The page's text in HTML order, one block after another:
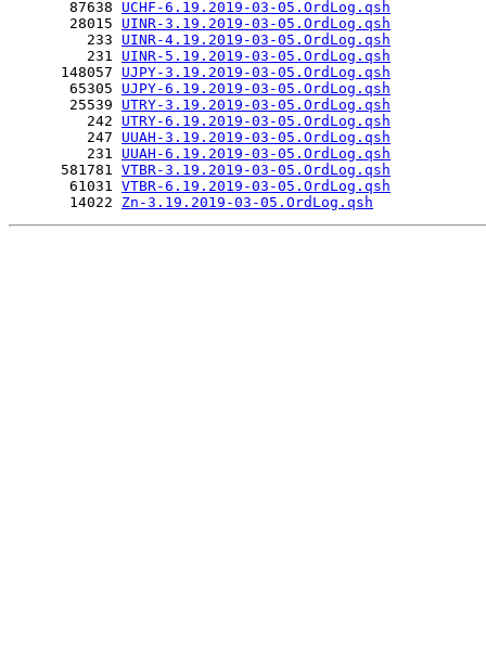
       87638
UCHF-6.19.2019-03-05.OrdLog.qsh
       28015
UINR-3.19.2019-03-05.OrdLog.qsh
         233
UINR-4.19.2019-03-05.OrdLog.qsh
         231
UINR-5.19.2019-03-05.OrdLog.qsh
      148057
UJPY-3.19.2019-03-05.OrdLog.qsh
       65305
UJPY-6.19.2019-03-05.OrdLog.qsh
       25539
UTRY-3.19.2019-03-05.OrdLog.qsh
         242
UTRY-6.19.2019-03-05.OrdLog.qsh
         247
UUAH-3.19.2019-03-05.OrdLog.qsh
         231
UUAH-6.19.2019-03-05.OrdLog.qsh
      581781
VTBR-3.19.2019-03-05.OrdLog.qsh
       61031
VTBR-6.19.2019-03-05.OrdLog.qsh
       14022
Zn-3.19.2019-03-05.OrdLog.qsh